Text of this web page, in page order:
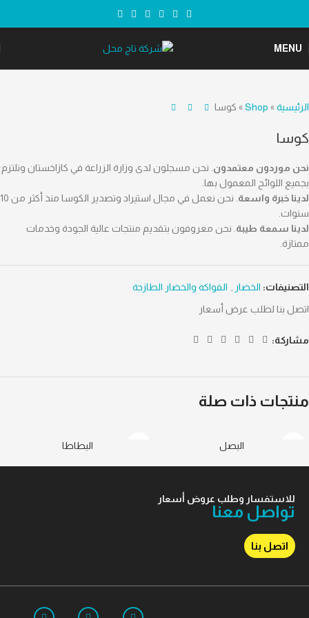
MENU
الرئيسية»
Shop
» كوسا
كوسا
نحن موردون معتمدون. نحن مسجلون لدى وزارة الزراعة في كازاخستان ونلتزم
بجميع اللوائح المعمول بها.
لدينا خبرة واسعة
. نحن نعمل في مجال استيراد وتصدير الكوسا منذ أكثر من 10
سنوات.
لدينا سمعة طيبة. نحن معروفون بتقديم منتجات عالية الجودة وخدمات
ممتازة.
التصنيفات: الخضار , الفواكه والخضار الطازجة
اتصل بنا لطلب عرض أسعار
مشاركة:
منتجات ذات صلة
البصل البطاطا
للاستفسار وطلب عروض أسعار
تواصل معنا
اتصل بنا